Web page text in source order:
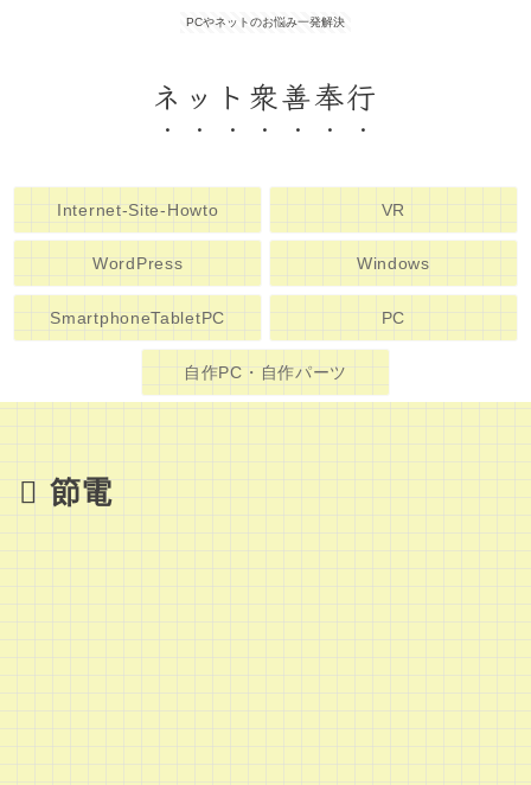
PCやネットのお悩み一発解決
ネット衆善奉行
Internet-Site-Howto VR
WordPress Windows
SmartphoneTabletPC PC
自作PC・自作パーツ
節電